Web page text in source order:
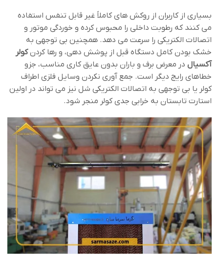
بسیاری از کاربران از روکش‌ های کاملاً غیر قابل ‌تنفس استفاده
می ‌کنند که رطوبت داخلی را محبوس کرده و خوردگی موتور و
اتصالات الکتریکی را سرعت می ‌دهد. همچنین بی ‌توجهی به
خشک ‌بودن کامل دستگاه قبل از پوشش ‌دهی، و رها کردنکولر
آکسیال در معرض برف و باران بدون عایق‌ کاری مناسب، جزو
خطاهای رایج دیگر است. جمع‌ آوری نکردن وسایل فلزی اطراف
کولر یا بی ‌توجهی به اتصالات الکتریکی شل نیز می ‌تواند در اولین
استارت تابستان به خرابی جدی کولر منجر شود.